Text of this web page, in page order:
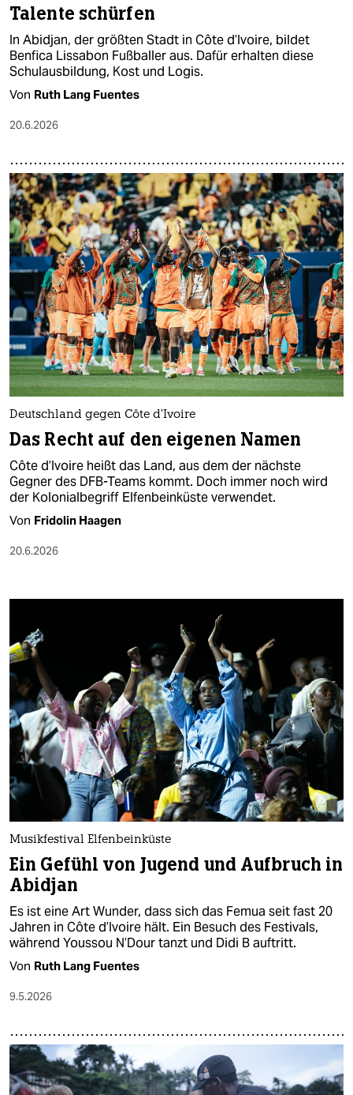
Talente schürfen
In Abidjan, der größten Stadt in Côte d’Ivoire, bildet
Benfica Lissabon Fußballer aus. Dafür erhalten diese
Schulausbildung, Kost und Logis.
Von Ruth Lang Fuentes
20.6.2026
Deutschland gegen Côte d’Ivoire
Das Recht auf den eigenen Namen
Côte d’Ivoire heißt das Land, aus dem der nächste
Gegner des DFB-Teams kommt. Doch immer noch wird
der Kolonialbegriff Elfenbeinküste verwendet.
Von Fridolin Haagen
20.6.2026
Musikfestival Elfenbeinküste
Ein Gefühl von Jugend und Aufbruch in
Abidjan
Es ist eine Art Wunder, dass sich das Femua seit fast 20
Jahren in Côte d’Ivoire hält. Ein Besuch des Festivals,
während Youssou N’Dour tanzt und Didi B auftritt.
Von Ruth Lang Fuentes
9.5.2026